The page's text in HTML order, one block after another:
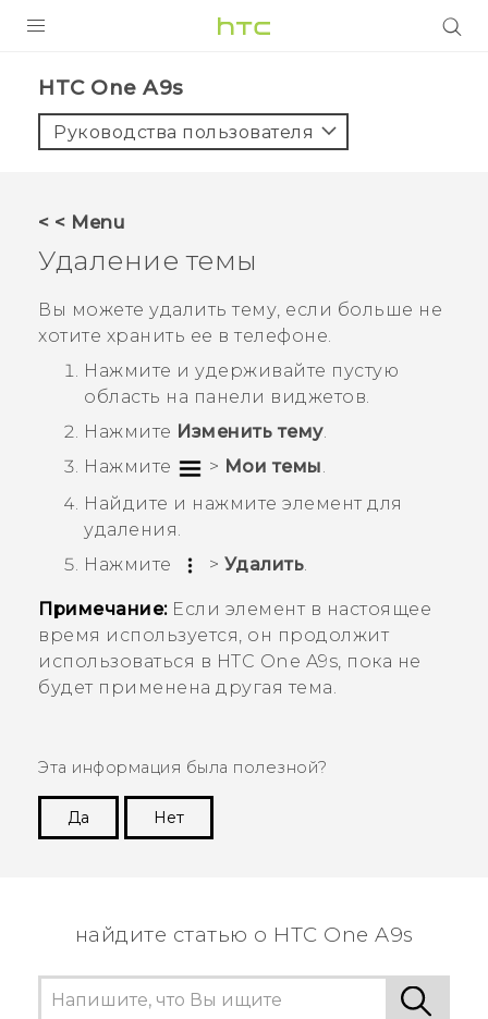
5G
ПОДДЕРЖКА
HTC One A9s‎
Руководства пользователя
< < Menu
Удаление темы
Вы можете удалить тему, если больше не
хотите хранить ее в телефоне.
Нажмите и удерживайте пустую
область на панели виджетов.
Нажмите Изменить тему.
Нажмите
> Мои темы.
Найдите и нажмите элемент для
удаления.
Нажмите
> Удалить
Примечание:Если элемент в настоящее
время используется, он продолжит
использоваться в HTC One A9s, пока не
будет применена другая тема.
Эта информация была полезной?
Да
Нет
найдите статью о HTC One A9s